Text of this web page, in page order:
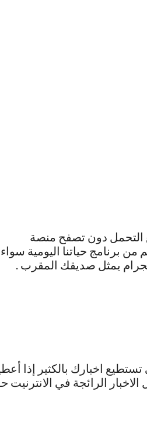
التحمل دون تصفح منصة
برنامج حياتنا اليومية
يمثل صديقك المقرب .
اخبارك بالكثير إذا
الرائجة في الانترنيت